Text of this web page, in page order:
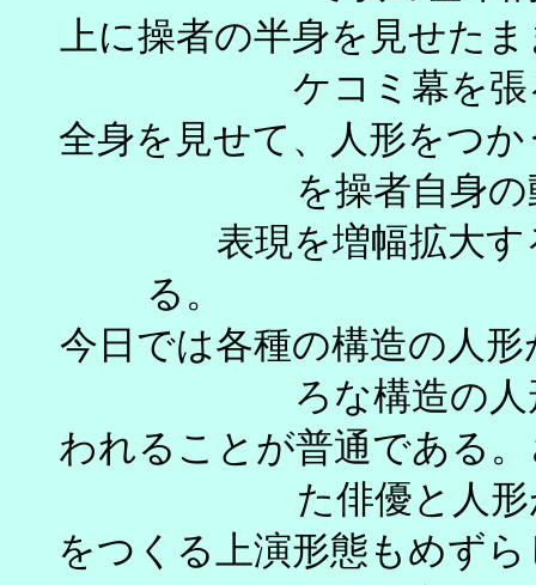
上に操者の半身を見せた
ケコミ幕を
全身を見せて、人形をつ
を操者自身
表現を増幅拡大す
今日では各種の構造の人
ろな構造の
われることが普通である
た俳優と人
をつくる上演形態もめず